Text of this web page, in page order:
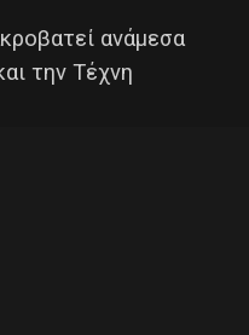
ανάμεσα
την Τέχνη